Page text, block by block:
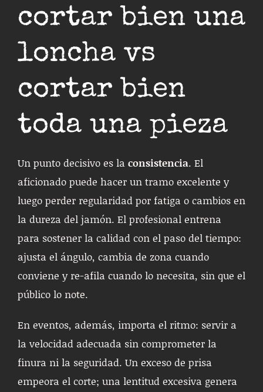
cortar bien una
loncha vs
cortar bien
toda una pieza
Un punto decisivo es la consistencia. El
aficionado puede hacer un tramo excelente y
luego perder regularidad por fatiga o cambios en
la dureza del jamón. El profesional entrena
para sostener la calidad con el paso del tiempo:
ajusta el ángulo, cambia de zona cuando
conviene y re-afila cuando lo necesita, sin que el
público lo note.
En eventos, además, importa el ritmo: servir a
la velocidad adecuada sin comprometer la
finura ni la seguridad. Un exceso de prisa
empeora el corte; una lentitud excesiva genera